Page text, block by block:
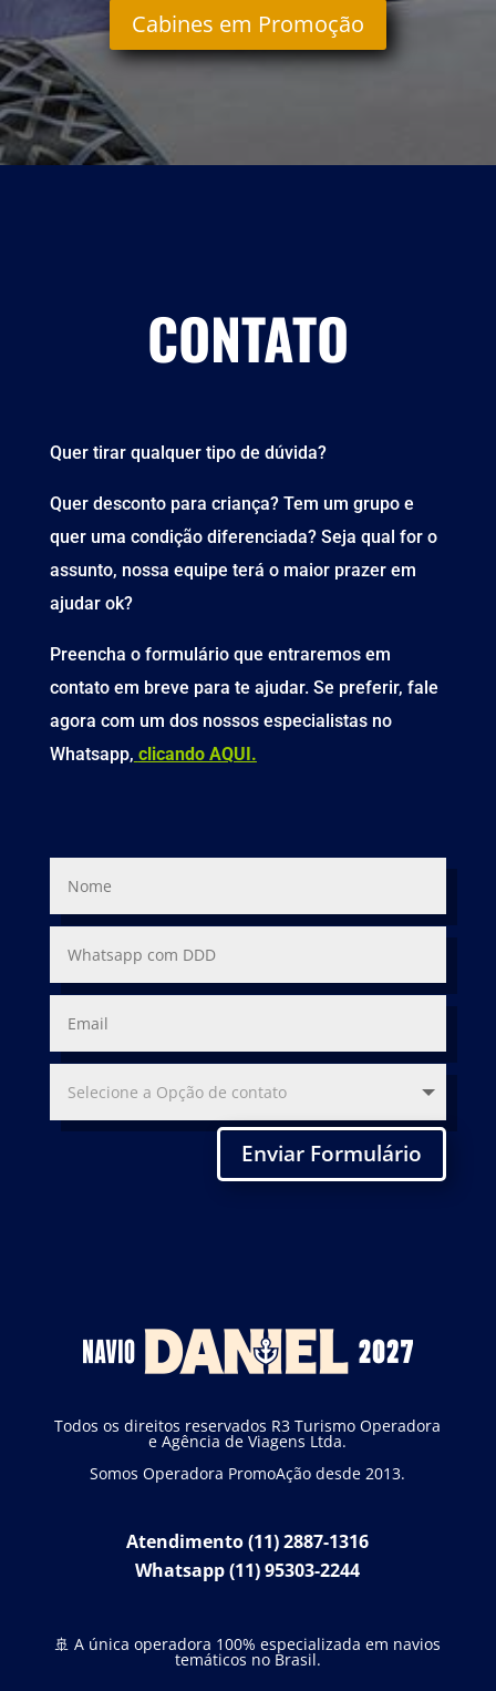
Cabines em Promoção
CONTATO
Quer tirar qualquer tipo de dúvida?
Quer desconto para criança? Tem um grupo e
quer uma condição diferenciada? Seja qual for o
assunto, nossa equipe terá o maior prazer em
ajudar ok?
Preencha o formulário que entraremos em
contato em breve para te ajudar. Se preferir, fale
agora com um dos nossos especialistas no
Whatsapp, clicando AQUI.
Enviar Formulário
Todos os direitos reservados R3 Turismo Operadora
e Agência de Viagens Ltda.
Somos Operadora PromoAção desde 2013.
Atendimento (11) 2887-1316
Whatsapp (11) 95303-2244
🚢 A única operadora 100% especializada em navios
temáticos no Brasil.